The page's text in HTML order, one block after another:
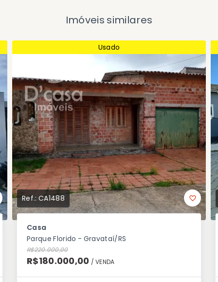
Imóveis similares
Usado
Ref.:CA1488
Casa
Parque Florido - Gravataí/RS
R$220.000,00
R$180.000,00 / VENDA